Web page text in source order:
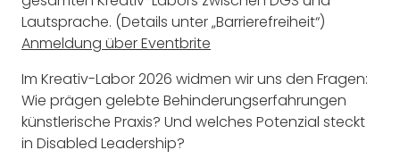
Lautsprache. (Details unter „Barrierefreiheit“)
Anmeldung über Eventbrite
Im Kreativ-Labor 2026 widmen wir uns den Fragen:
Wie prägen gelebte Behinderungserfahrungen
künstlerische Praxis? Und welches Potenzial steckt
in Disabled Leadership?